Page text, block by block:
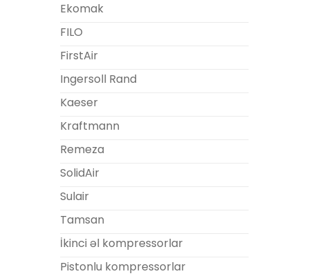
Ekomak
FILO
FirstAir
Ingersoll Rand
Kaeser
Kraftmann
Remeza
SolidAir
Sulair
Tamsan
İkinci əl kompressorlar
Pistonlu kompressorlar